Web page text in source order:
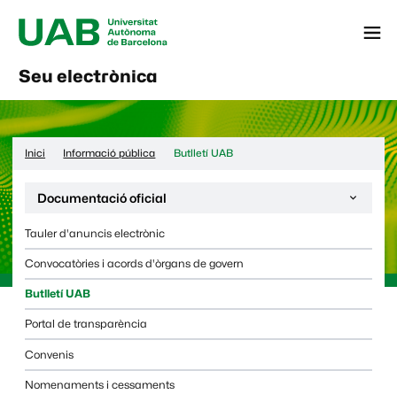
Seu electrònica
Menú
Inici Informació pública Butlletí UAB
Desplega la navegació de la pàgina:
Documentació oficial
Tauler d'anuncis electrònic
Convocatòries i acords d'òrgans de govern
Butlletí UAB
Portal de transparència
Convenis
Nomenaments i cessaments